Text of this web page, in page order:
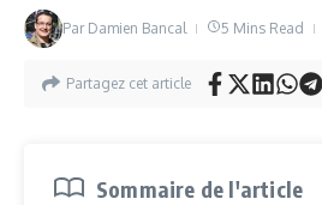
Par Damien Bancal 5 Mins Read
Partagez cet article
Sommaire de l'article